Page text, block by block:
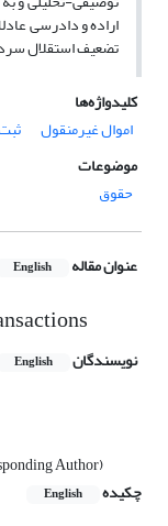
اراده و دادرسی
تضعیف استقلال
کلیدواژه‌ها
اموال غیرمنقول
موضوعات
حقوق
عنوان مقاله English
نویسندگان English
Author)
چکیده
English